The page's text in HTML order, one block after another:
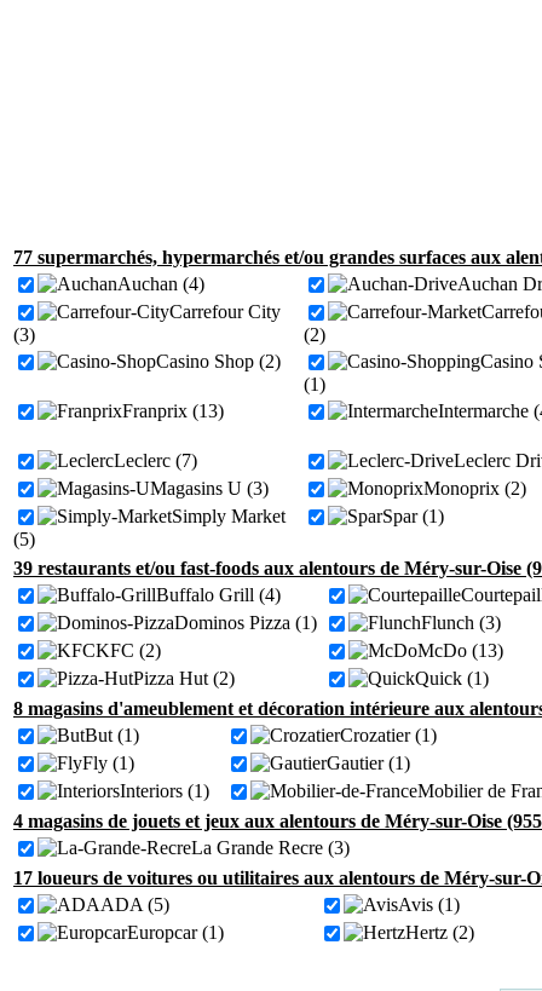
77 supermarchés, hypermarchés et/ou grandes surfaces aux
Auchan (4)
Auchan
Carrefour City
(3)
(2)
Casino Shop (2)
Casino
(1)
Franprix (13)
Intermarche
Leclerc (7)
Leclerc
Magasins U (3)
Monoprix (2)
Simply Market
(5)
Spar (1)
39 restaurants et/ou fast-foods aux alentours de Méry-sur-Oise
Buffalo Grill (4)
Dominos Pizza (1)
Flunch (3)
KFC (2)
McDo (13)
Pizza Hut (2)
Quick (1)
8 magasins d'ameublement et décoration intérieure aux
But (1)
Crozatier (1)
Fly (1)
Gautier (1)
Interiors (1)
Mobilier de
4 magasins de jouets et jeux aux alentours de Méry-sur-Oise
La Grande Recre (3)
17 loueurs de voitures ou utilitaires aux alentours de Méry-sur-
ADA (5)
Avis (1)
Europcar (1)
Hertz (2)